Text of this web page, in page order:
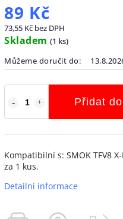
89 Kč
73,55 Kč bez DPH
Skladem (1 ks)
Můžeme doručit do:
Přidat
Kompatibilní s: SMOK TFV8
za 1 kus.
Detailní informace